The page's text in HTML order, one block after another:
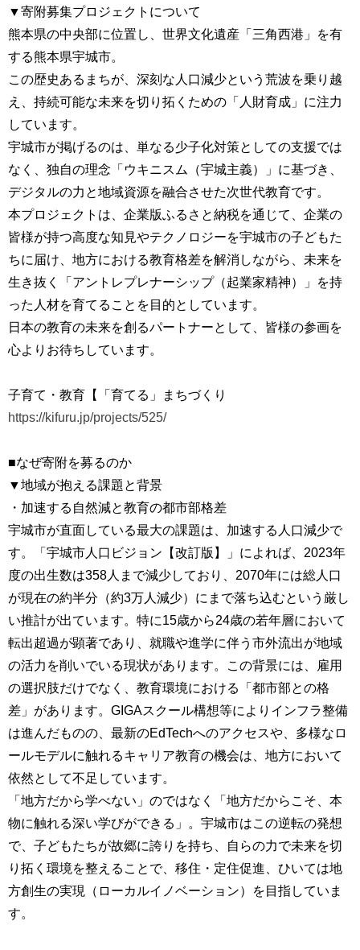
▼寄附募集プロジェクトについて
熊本県の中央部に位置し、世界文化遺産「三角西港」を有
する熊本県宇城市。
この歴史あるまちが、深刻な人口減少という荒波を乗り越
え、持続可能な未来を切り拓くための「人財育成」に注力
しています。
宇城市が掲げるのは、単なる少子化対策としての支援では
なく、独自の理念「ウキニスム（宇城主義）」に基づき、
デジタルの力と地域資源を融合させた次世代教育です。
本プロジェクトは、企業版ふるさと納税を通じて、企業の
皆様が持つ高度な知見やテクノロジーを宇城市の子どもた
ちに届け、地方における教育格差を解消しながら、未来を
生き抜く「アントレプレナーシップ（起業家精神）」を持
った人材を育てることを目的としています。
日本の教育の未来を創るパートナーとして、皆様の参画を
心よりお待ちしています。
子育て・教育【「育てる」まちづくり
https://kifuru.jp/projects/525/
■なぜ寄附を募るのか
▼地域が抱える課題と背景
・加速する自然減と教育の都市部格差
宇城市が直面している最大の課題は、加速する人口減少で
す。「宇城市人口ビジョン【改訂版】」によれば、2023年
度の出生数は358人まで減少しており、2070年には総人口
が現在の約半分（約3万人減少）にまで落ち込むという厳し
い推計が出ています。特に15歳から24歳の若年層において
転出超過が顕著であり、就職や進学に伴う市外流出が地域
の活力を削いでいる現状があります。この背景には、雇用
の選択肢だけでなく、教育環境における「都市部との格
差」があります。GIGAスクール構想等によりインフラ整備
は進んだものの、最新のEdTechへのアクセスや、多様なロ
ールモデルに触れるキャリア教育の機会は、地方において
依然として不足しています。
「地方だから学べない」のではなく「地方だからこそ、本
物に触れる深い学びができる」。宇城市はこの逆転の発想
で、子どもたちが故郷に誇りを持ち、自らの力で未来を切
り拓く環境を整えることで、移住・定住促進、ひいては地
方創生の実現（ローカルイノベーション）を目指していま
す。